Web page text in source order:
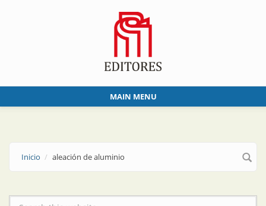
MAIN MENU
Inicio aleación de aluminio